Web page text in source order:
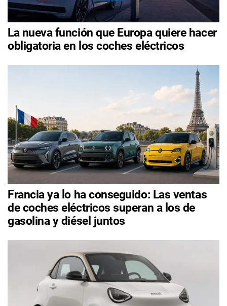
La nueva función que Europa quiere hacer
obligatoria en los coches eléctricos
Francia ya lo ha conseguido: Las ventas
de coches eléctricos superan a los de
gasolina y diésel juntos